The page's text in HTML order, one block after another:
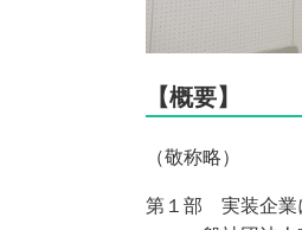
【概要】
（敬称略）
第１部 実装企業